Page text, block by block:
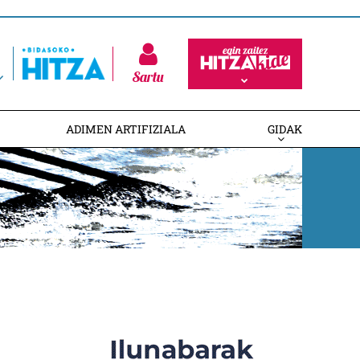
Sartu
ADIMEN ARTIFIZIALA GIDAK